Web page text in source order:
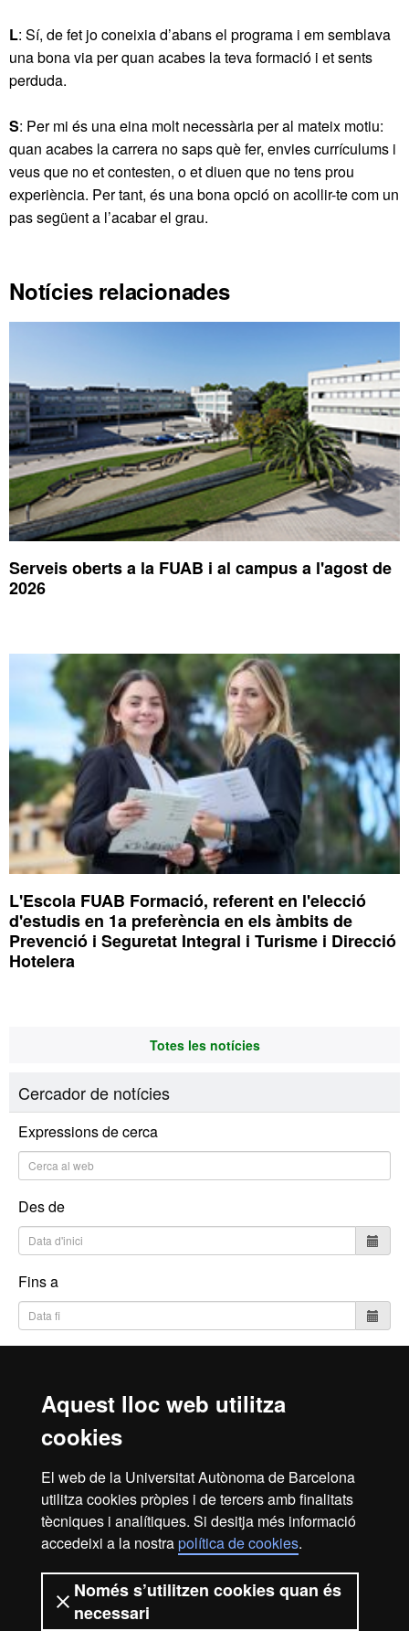
Aquest lloc web utilitza
cookies
El web de la Universitat Autònoma de Barcelona
utilitza cookies pròpies i de tercers amb finalitats
tècniques i analítiques. Si desitja més informació
accedeixi a la nostrapolítica de cookies.
Només s’utilitzen cookies quan és
necessari
L: Sí, de fet jo coneixia d’abans el programa i em semblava
una bona via per quan acabes la teva formació i et sents
perduda.
S: Per mi és una eina molt necessària per al mateix motiu:
quan acabes la carrera no saps què fer, envies currículums i
veus que no et contesten, o et diuen que no tens prou
experiència. Per tant, és una bona opció on acollir-te com un
pas següent a l’acabar el grau.
Notícies relacionades
Serveis oberts a la FUAB i al campus a l'agost de
2026
L'Escola FUAB Formació, referent en l'elecció
d'estudis en 1a preferència en els àmbits de
Prevenció i Seguretat Integral i Turisme i Direcció
Hotelera
Totes les notícies
Cercador de notícies
Expressions de cerca
Des de
Fins a
Canal intern d'informació Protecció de dades
Sobre el web
Fundació UAB | Universitat Autònoma de Barcelona
La Fundació Universitat Autònoma de Barcelona és una
entitat creada en el si de la Universitat Autònoma de
Barcelona que col·labora en el foment i la realització